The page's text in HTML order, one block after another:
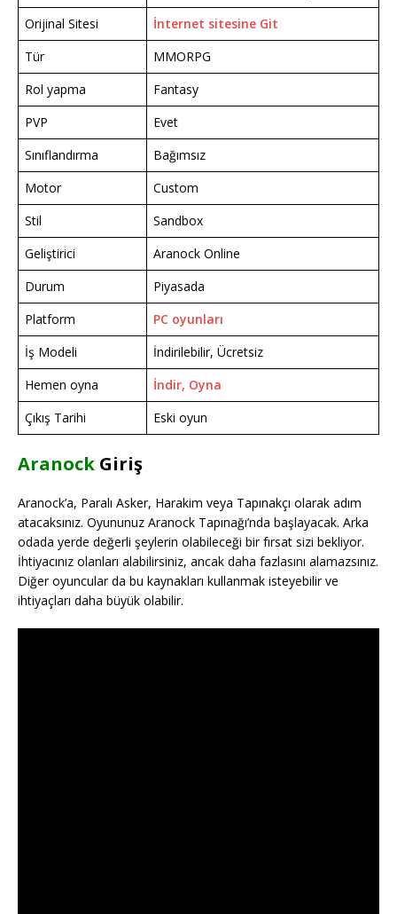
Orijinal Sitesi
İnternet sitesine Git
Tür
MMORPG
Rol yapma
Fantasy
PVP
Evet
Sınıflandırma
Bağımsız
Motor
Custom
Stil
Sandbox
Geliştirici
Aranock Online
Durum
Piyasada
Platform
PC oyunları
İş Modeli
İndirilebilir, Ücretsiz
Hemen oyna
İndir, Oyna
Çıkış Tarihi
Eski oyun
Aranock Giriş
Aranock’a, Paralı Asker, Harakim veya Tapınakçı olarak adım
atacaksınız. Oyununuz Aranock Tapınağı’nda başlayacak. Arka
odada yerde değerli şeylerin olabileceği bir fırsat sizi bekliyor.
İhtiyacınız olanları alabilirsiniz, ancak daha fazlasını alamazsınız.
Diğer oyuncular da bu kaynakları kullanmak isteyebilir ve
ihtiyaçları daha büyük olabilir.